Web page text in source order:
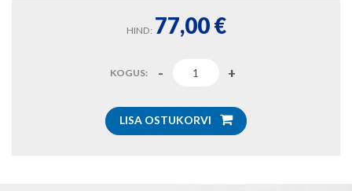
HIND: 77,00€
KOGUS:
LISA OSTUKORVI